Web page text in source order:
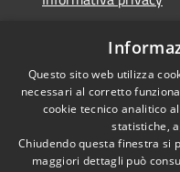
Dichiarazione di
RSS
Questo sito web utilizza
necessari al corretto
cookie tecnico analitico
statistiche,
Chiudendo questa finestra si
maggiori dettagli può